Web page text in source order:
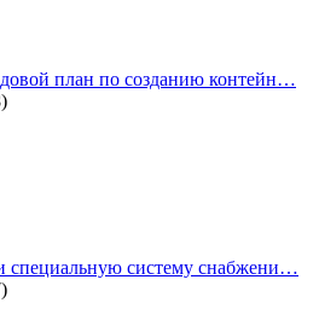
план по созданию контейн…
специальную систему снабжени…